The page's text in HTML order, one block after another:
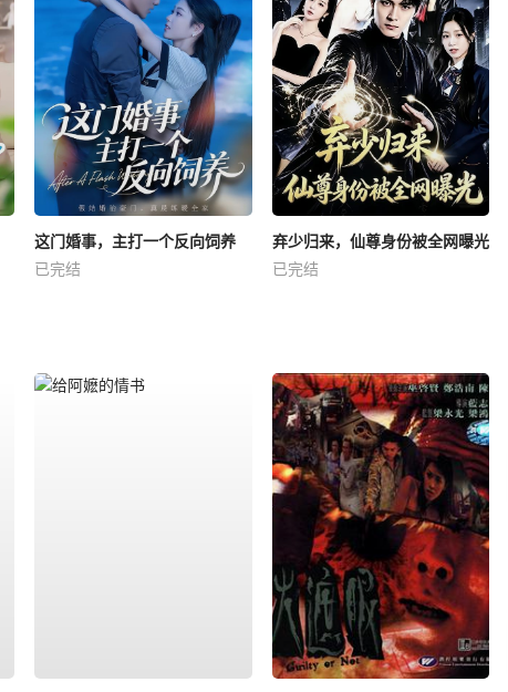
这门婚事，主打一个反向饲养
已完结
弃少归来，仙尊身份被全网曝光
已完结